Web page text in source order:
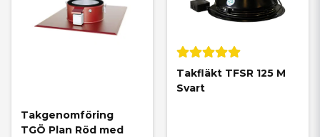
Takgenomföring
TGÖ Plan Röd med
Takfläkt TFSR 125 M
Svart